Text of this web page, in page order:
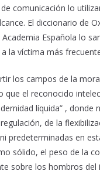
comunicación lo
El diccionario de
Española lo
la víctima más
los campos de la
que el reconocido
líquida” , donde
de la
predeterminadas en
sólido, el peso de la
sobre los hombros del